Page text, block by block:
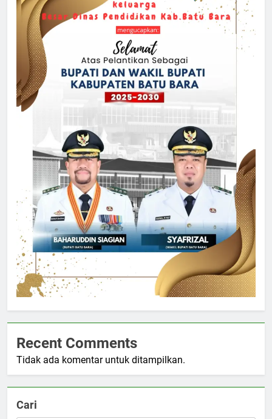
Recent Comments
Tidak ada komentar untuk ditampilkan.
Cari